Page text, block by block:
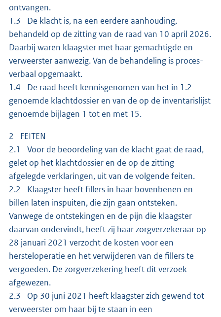
ontvangen.
1.3 De klacht is, na een eerdere aanhouding,
behandeld op de zitting van de raad van 10 april 2026.
Daarbij waren klaagster met haar gemachtigde en
verweerster aanwezig. Van de behandeling is proces-
verbaal opgemaakt.
1.4 De raad heeft kennisgenomen van het in 1.2
genoemde klachtdossier en van de op de inventarislijst
genoemde bijlagen 1 tot en met 15.
2 FEITEN
2.1 Voor de beoordeling van de klacht gaat de raad,
gelet op het klachtdossier en de op de zitting
afgelegde verklaringen, uit van de volgende feiten.
2.2 Klaagster heeft fillers in haar bovenbenen en
billen laten inspuiten, die zijn gaan ontsteken.
Vanwege de ontstekingen en de pijn die klaagster
daarvan ondervindt, heeft zij haar zorgverzekeraar op
28 januari 2021 verzocht de kosten voor een
hersteloperatie en het verwijderen van de fillers te
vergoeden. De zorgverzekering heeft dit verzoek
afgewezen.
2.3 Op 30 juni 2021 heeft klaagster zich gewend tot
verweerster om haar bij te staan in een